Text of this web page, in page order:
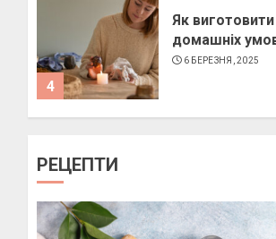
4
Як виготовити
домашніх
6 БЕРЕЗНЯ, 2025
1
11 БЕРЕЗНЯ, 2025
РЕЦЕПТИ